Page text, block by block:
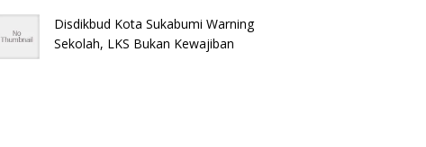
Disdikbud Kota Sukabumi Warning
Sekolah, LKS Bukan Kewajiban